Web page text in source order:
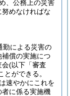
、公務上の災害
めなければな
勤による災害の
償の実施につ
会(以下「審査
ができる。
速やかにこれを
に係る実施機